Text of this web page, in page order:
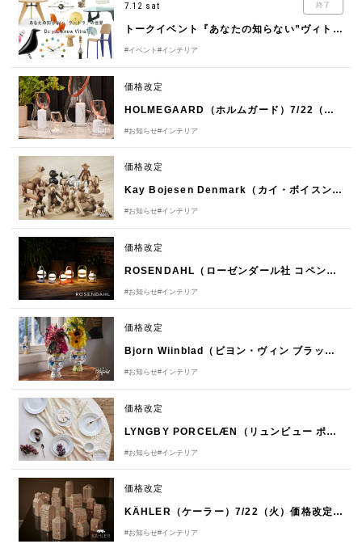
終了
7.12 sat
トークイベント『あなたの知らない”ヴィトラ”の世界』開催のお知らせ
#イベント #インテリア
価格改定
HOLMEGAARD（ホルムガード）7/22（火）価格改定のお知らせ
#お知らせ#インテリア
価格改定
Kay Bojesen Denmark（カイ・ボイスン デンマーク）7/22（火）価格改定のお知らせ
#お知らせ#インテリア
価格改定
ROSENDAHL（ローゼンダール社 コペンハーゲン）7/22（火）価格改定のお知らせ
#お知らせ#インテリア
価格改定
Bjorn Wiinblad（ビヨン・ヴィン ブラッド）7/22（火）価格改定のお知らせ
#お知らせ#インテリア
価格改定
LYNGBY PORCELÆN（リュンビュー ポーセリン）7/22（火）価格改定のお知らせ
#お知らせ#インテリア
価格改定
KÄHLER（ケーラー）7/22（火）価格改定のお知らせ
#お知らせ#インテリア